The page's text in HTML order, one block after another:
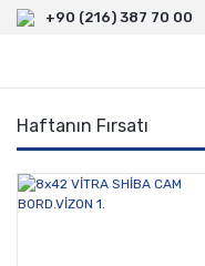
+90 (216) 387 70 00
Haftanın Fırsatı